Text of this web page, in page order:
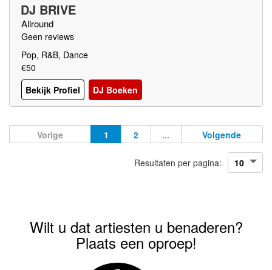
DJ BRIVE
Allround
Geen reviews
Pop, R&B, Dance
€50
Bekijk Profiel
DJ Boeken
Vorige 1 2 ... Volgende
Resultaten per pagina:
Wilt u dat artiesten u benaderen?
Plaats een oproep!